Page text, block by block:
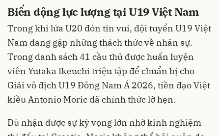
Biến động lực lượng tại U19 Việt Nam
Trong khi lứa U20 đón tin vui, đội tuyển U19 Việt
Nam đang gặp những thách thức về nhân sự.
Trong danh sách 41 cầu thủ được huấn luyện
viên Yutaka Ikeuchi triệu tập để chuẩn bị cho
Giải vô địch U19 Đông Nam Á 2026, tiền đạo Việt
kiều Antonio Moric đã chính thức lỡ hẹn.
Dù nhận được sự kỳ vọng lớn nhờ kinh nghiệm